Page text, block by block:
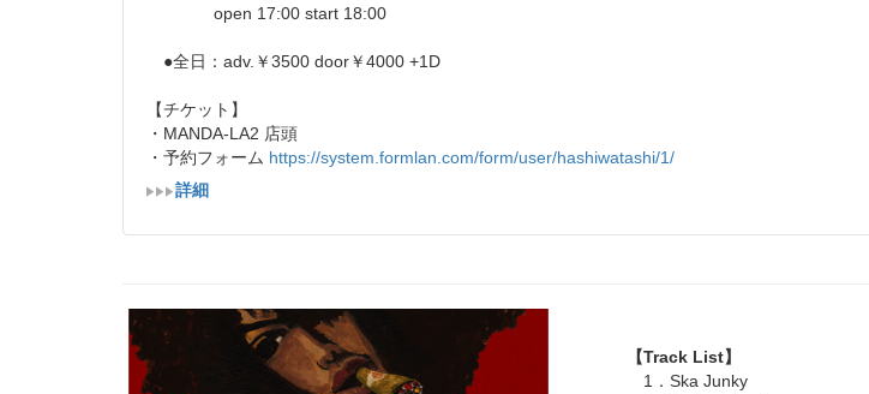
open 17:00 start 18:00
●全日：adv.￥3500 door￥4000 +1D
【チケット】
・MANDA-LA2 店頭
・予約フォーム https://system.formlan.com/form/user/hashiwatashi/1/
詳細
【Track List】
1．Ska Junky